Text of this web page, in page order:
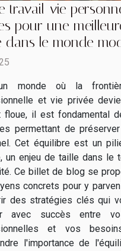
travail-vie
pour une
dans le monde
monde où la
et vie privée
floue, il est fondamental
permettant de
Cet équilibre est un
un enjeu de taille dans le
Ce billet de blog se
concrets pour y
des stratégies clés qui
avec succès entre
et vos
l'importance de